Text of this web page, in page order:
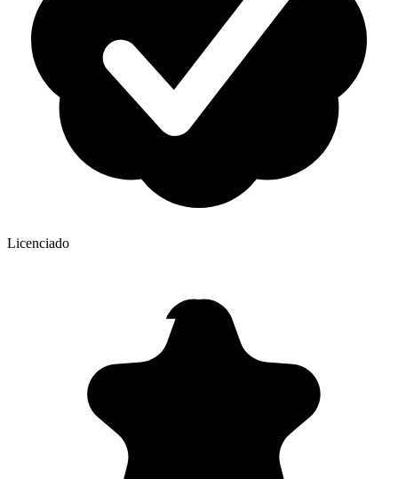
Licenciado